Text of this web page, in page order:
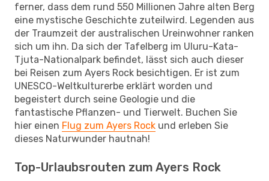
ferner, dass dem rund 550 Millionen Jahre alten Berg
eine mystische Geschichte zuteilwird. Legenden aus
der Traumzeit der australischen Ureinwohner ranken
sich um ihn. Da sich der Tafelberg im Uluru-Kata-
Tjuta-Nationalpark befindet, lässt sich auch dieser
bei Reisen zum Ayers Rock besichtigen. Er ist zum
UNESCO-Weltkulturerbe erklärt worden und
begeistert durch seine Geologie und die
fantastische Pflanzen- und Tierwelt. Buchen Sie
hier einen Flug zum Ayers Rock und erleben Sie
dieses Naturwunder hautnah!
Top-Urlaubsrouten zum Ayers Rock